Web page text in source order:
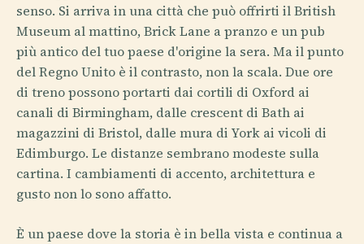
senso. Si arriva in una città che può offrirti il British
Museum al mattino, Brick Lane a pranzo e un pub
più antico del tuo paese d'origine la sera. Ma il punto
del Regno Unito è il contrasto, non la scala. Due ore
di treno possono portarti dai cortili di Oxford ai
canali di Birmingham, dalle crescent di Bath ai
magazzini di Bristol, dalle mura di York ai vicoli di
Edimburgo. Le distanze sembrano modeste sulla
cartina. I cambiamenti di accento, architettura e
gusto non lo sono affatto.
È un paese dove la storia è in bella vista e continua a